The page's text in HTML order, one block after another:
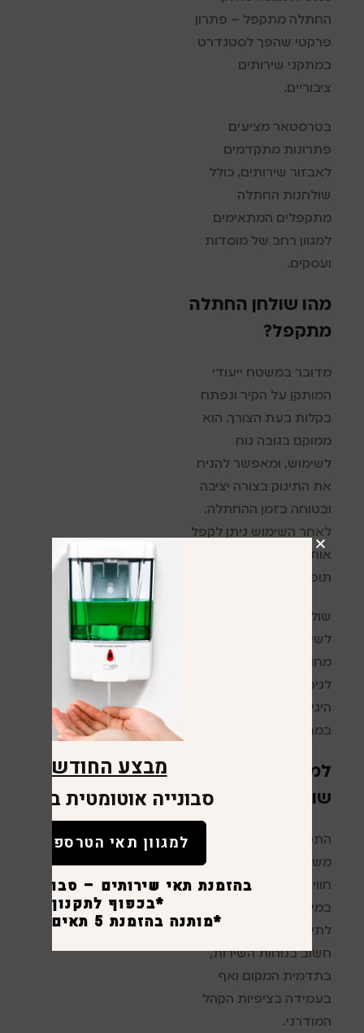
החתלה מתקפל – פתרון
פרקטי שהפך לסטנדרט
במתקני שירותים
ציבוריים.
בטרסטאר מציעים
פתרונות מתקדמים
לאבזור שירותים, כולל
שולחנות החתלה
מתקפלים המתאימים
למגוון רחב של מוסדות
ועסקים.
מהו שולחן החתלה
מתקפל?
מדובר במשטח ייעודי
המותקן על הקיר ונפתח
בקלות בעת הצורך. הוא
ממוקם בגובה נוח
לשימוש, ומאפשר להניח
את התינוק בצורה יציבה
ובטוחה בזמן ההחתלה.
לאחר השימוש ניתן לקפל
אותו חזרה, כך שהוא אינו
תופס מקום מיותר בחלל.
שולחן ההחתלה מתוכנן
לשימוש אינטנסיבי, עשוי
מחומרים עמידים וקלים
לניקוי, ומספק פתרון
היגייני ונוח להורים
במרחבים ציבוריים.
למה חשוב להתקין
שולחן החתלה?
התקנת
משפרת משמעותית את
חוויית המבקרים במקום,
במיוחד עבור הורים
לתינוקות. זהו פרמטר
חשוב בנוחות השירות,
בתדמית המקום ואף
בעמידה בציפיות הקהל
המודרני.
מבצע החודש
סבונייה אוטומטית במתנה
למגוון תאי הטרספה
בהזמנת תאי שירותים – סבונייה
*בכפוף לתקנון
*מותנה בהזמנת 5 תאים ומעלה.